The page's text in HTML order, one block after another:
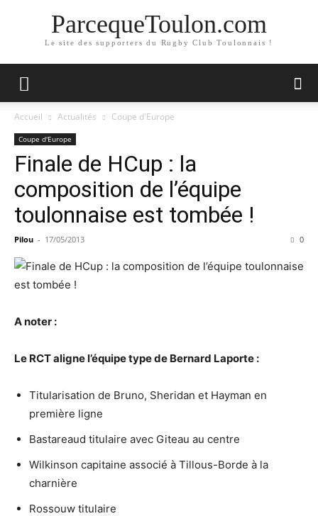
ParcequeToulon.com
Le site des supporters du Rugby Club Toulonnais !
Accueil Actualités Coupe d'Europe
Coupe d'Europe
Finale de HCup : la
composition de l’équipe
toulonnaise est tombée !
Pilou - 17/05/2013 0
A noter :
Le RCT aligne l’équipe type de Bernard Laporte :
Titularisation de Bruno, Sheridan et Hayman en
première ligne
Bastareaud titulaire avec Giteau au centre
Wilkinson capitaine associé à Tillous-Borde à la
charnière
Rossouw titulaire